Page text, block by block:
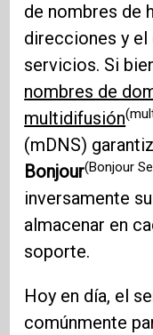
de nombres de
direcciones y
servicios. Si
nombres de
multidifusión
(mDNS)
Bonjour(Bonjour
inversamente
almacenar en
soporte.
Hoy en día, el
comúnmente